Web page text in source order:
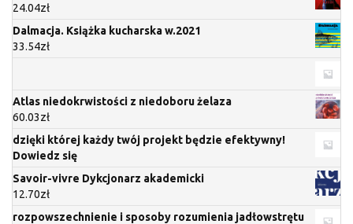
24.04zł
Dalmacja. Książka kucharska w.2021
33.54zł
Atlas niedokrwistości z niedoboru żelaza
60.03zł
dzięki której każdy twój projekt będzie efektywny!
Dowiedz się
Savoir-vivre Dykcjonarz akademicki
12.70zł
rozpowszechnienie i sposoby rozumienia jadłowstrętu